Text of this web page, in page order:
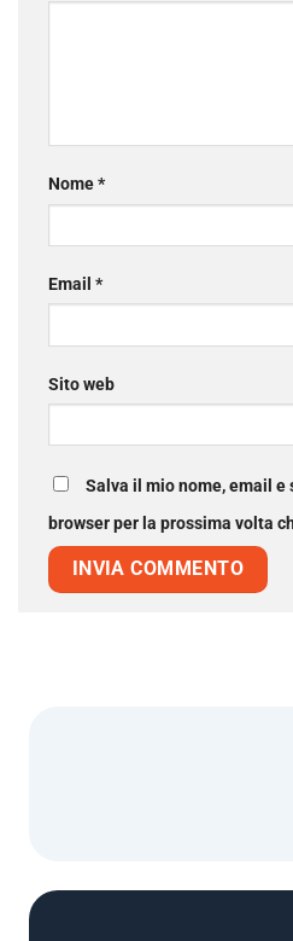
Nome*
Email *
Sito web
Salva il mio nome, email e
browser per la prossima volta